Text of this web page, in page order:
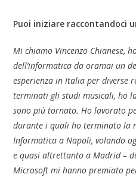
Puoi iniziare raccontandoci
Mi chiamo Vincenzo Chianese,
dell’informatica da oramai un
esperienza in Italia per diverse
terminati gli studi musicali, ho
sono più tornato. Ho lavorato
durante i quali ho terminato la
Informatica a Napoli, volando
e quasi altrettanto a Madrid –
Microsoft mi hanno premiato